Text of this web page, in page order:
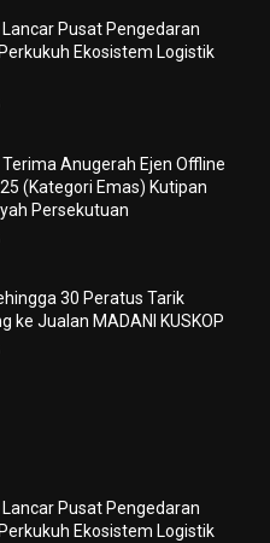
Lancar Pusat Pengedaran
Ekosistem Logistik
Terima Anugerah Ejen Offline
(Kategori Emas) Kutipan
Persekutuan
30 Peratus Tarik
ke Jualan MADANI KUSKOP
Lancar Pusat Pengedaran
Ekosistem Logistik